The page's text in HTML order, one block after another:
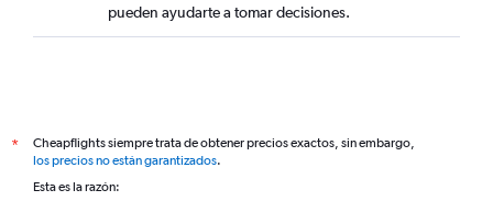
pueden ayudarte a tomar decisiones.
*
Cheapflights siempre trata de obtener precios exactos, sin embargo,
los precios no están garantizados.
Esta es la razón: